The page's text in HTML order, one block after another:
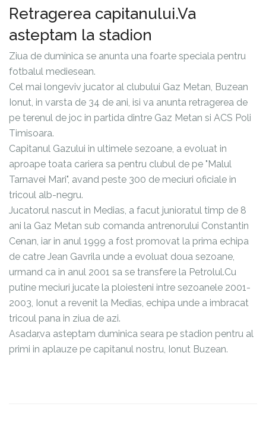
Retragerea capitanului.Va
asteptam la stadion
Ziua de duminica se anunta una foarte speciala pentru
fotbalul mediesean.
Cel mai longeviv jucator al clubului Gaz Metan, Buzean
Ionut, in varsta de 34 de ani, isi va anunta retragerea de
pe terenul de joc in partida dintre Gaz Metan si ACS Poli
Timisoara.
Capitanul Gazului in ultimele sezoane, a evoluat in
aproape toata cariera sa pentru clubul de pe "Malul
Tarnavei Mari", avand peste 300 de meciuri oficiale in
tricoul alb-negru.
Jucatorul nascut in Medias, a facut junioratul timp de 8
ani la Gaz Metan sub comanda antrenorului Constantin
Cenan, iar in anul 1999 a fost promovat la prima echipa
de catre Jean Gavrila unde a evoluat doua sezoane,
urmand ca in anul 2001 sa se transfere la Petrolul.Cu
putine meciuri jucate la ploiesteni intre sezoanele 2001-
2003, Ionut a revenit la Medias, echipa unde a imbracat
tricoul pana in ziua de azi.
Asadar,va asteptam duminica seara pe stadion pentru al
primi in aplauze pe capitanul nostru, Ionut Buzean.